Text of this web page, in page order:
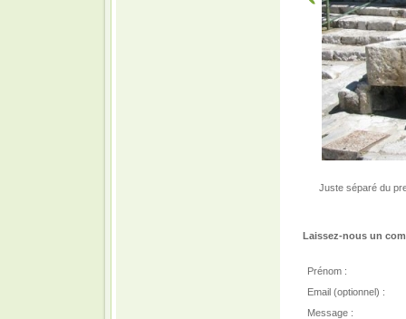
Juste séparé du
Laissez-nous un
Prénom :
Email (optionnel) :
Message :